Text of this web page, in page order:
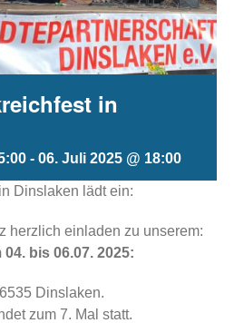
in
- 06. Juli 2025 @ 18:00
Dinslaken lädt ein:
herzlich einladen zu unserem:
04. bis 06.07. 2025:
Dinslaken.
zum 7. Mal statt.